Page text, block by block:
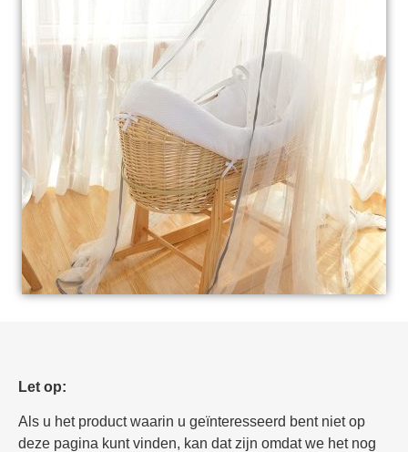
Let op:
Als u het product waarin u geïnteresseerd bent niet op
deze pagina kunt vinden, kan dat zijn omdat we het nog